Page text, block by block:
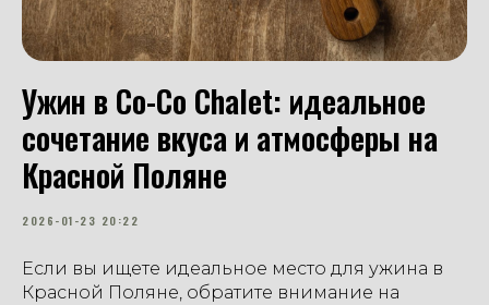
Ужин в Со-Со Chalet: идеальное
сочетание вкуса и атмосферы на
Красной Поляне
2026-01-23 20:22
Если вы ищете идеальное место для ужина в
Красной Поляне, обратите внимание на